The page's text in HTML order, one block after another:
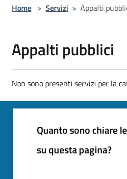
Home > Servizi > Appalti
Appalti pubblici
Non sono presenti servizi per la
Quanto sono chiare
su questa pagina?